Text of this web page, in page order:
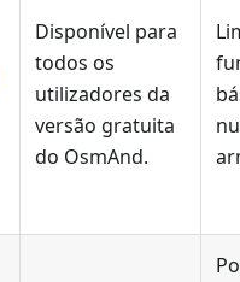
Disponível para
todos os
utilizadores da
versão gratuita
do OsmAnd.